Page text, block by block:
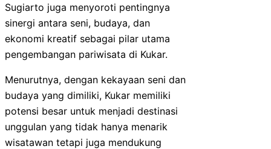
Sugiarto juga menyoroti pentingnya
sinergi antara seni, budaya, dan
ekonomi kreatif sebagai pilar utama
pengembangan pariwisata di Kukar.
Menurutnya, dengan kekayaan seni dan
budaya yang dimiliki, Kukar memiliki
potensi besar untuk menjadi destinasi
unggulan yang tidak hanya menarik
wisatawan tetapi juga mendukung